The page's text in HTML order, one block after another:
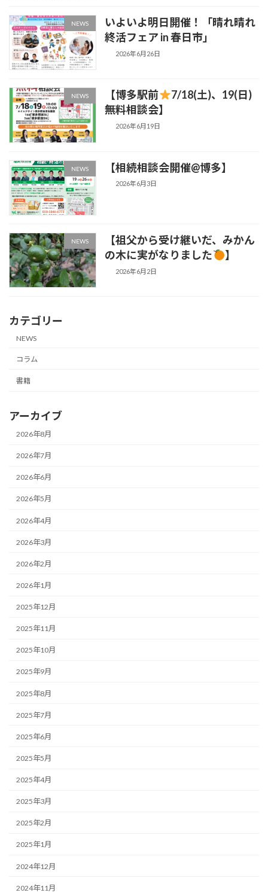
NEWS
いよいよ明日開催！「晴れ晴れ
終活フェア in 春日市」
2026年6月26日
NEWS 【博多駅前
7/18(土)、19(日)
無料相談会】
2026年6月19日
NEWS 【相続相談会開催@博多】
2026年6月3日
NEWS
【祖父から受け継いだ、みかん
の木に実がなりました
】
2026年6月2日
カテゴリー
NEWS
コラム
書籍
アーカイブ
2026年8月
2026年7月
2026年6月
2026年5月
2026年4月
2026年3月
2026年2月
2026年1月
2025年12月
2025年11月
2025年10月
2025年9月
2025年8月
2025年7月
2025年6月
2025年5月
2025年4月
2025年3月
2025年2月
2025年1月
2024年12月
2024年11月